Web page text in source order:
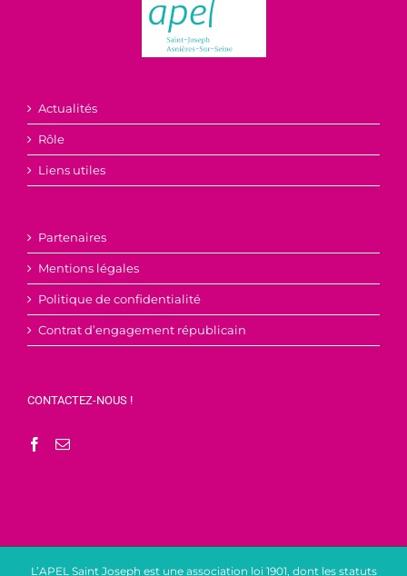
Actualités
Rôle
Liens utiles
Partenaires
Mentions légales
Politique de confidentialité
Contrat d’engagement républicain
CONTACTEZ-NOUS !
L’APEL Saint Joseph est une association loi 1901, dont les statuts